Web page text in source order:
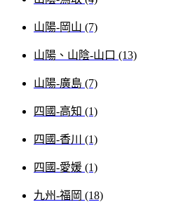
山陽-岡山 (7)
山陽、山陰-山口 (13)
山陽-廣島 (7)
四國-高知 (1)
四國-香川 (1)
四國-愛媛 (1)
九州-福岡 (18)